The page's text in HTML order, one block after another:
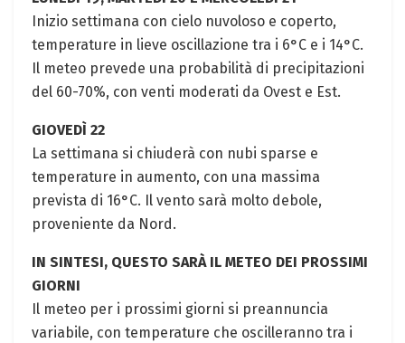
Inizio settimana con cielo nuvoloso e coperto,
temperature in lieve oscillazione tra i 6°C e i 14°C.
Il meteo prevede una probabilità di precipitazioni
del 60-70%, con venti moderati da Ovest e Est.
GIOVEDÌ 22
La settimana si chiuderà con nubi sparse e
temperature in aumento, con una massima
prevista di 16°C. Il vento sarà molto debole,
proveniente da Nord.
IN SINTESI, QUESTO SARÀ IL METEO DEI PROSSIMI
GIORNI
Il meteo per i prossimi giorni si preannuncia
variabile, con temperature che oscilleranno tra i